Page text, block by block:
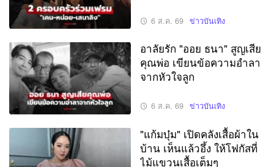
6 ส.ค. 69 ข่าวบันเทิง
อาลัยรัก "ออย ธนา" สูญเสีย
คุณพ่อ เขียนข้อความอำลา
จากหัวใจลูก
6 ส.ค. 69 ข่าวบันเทิง
"แก้มบุ๋ม" เปิดคลังเสื้อผ้าใน
บ้าน เห็นแล้วอึ้ง ให้โฟกัสที่
ไม้แขวนเสื้อเต็มๆ